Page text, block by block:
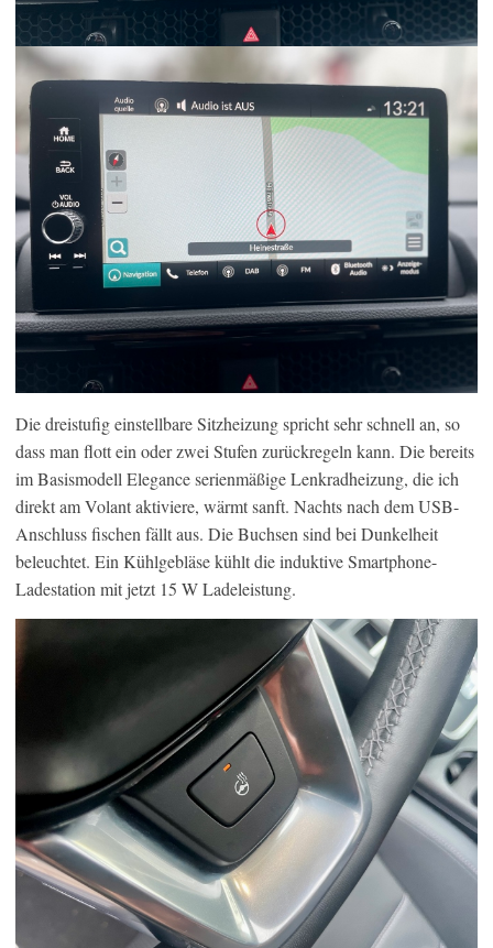
Die dreistufig einstellbare Sitzheizung spricht sehr schnell an, so
dass man flott ein oder zwei Stufen zurückregeln kann. Die bereits
im Basismodell Elegance serienmäßige Lenkradheizung, die ich
direkt am Volant aktiviere, wärmt sanft. Nachts nach dem USB-
Anschluss fischen fällt aus. Die Buchsen sind bei Dunkelheit
beleuchtet. Ein Kühlgebläse kühlt die induktive Smartphone-
Ladestation mit jetzt 15 W Ladeleistung.